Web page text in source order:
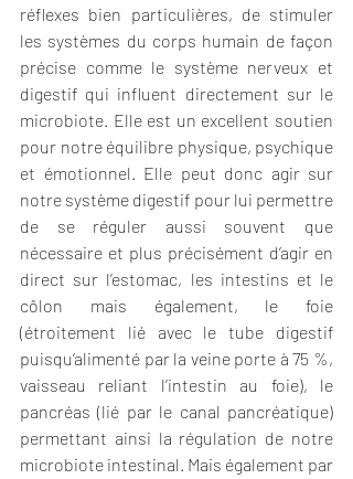
réflexes bien particulières, de stimuler
les systèmes du corps humain de façon
précise comme le système nerveux et
digestif qui influent directement sur le
microbiote. Elle est un excellent soutien
pour notre équilibre physique, psychique
et émotionnel. Elle peut donc agir sur
notre système digestif pour lui permettre
de se réguler aussi souvent que
nécessaire et plus précisément d’agir en
direct sur l’estomac, les intestins et le
côlon mais également, le foie
(étroitement lié avec le tube digestif
puisqu’alimenté par la veine porte à 75 %,
vaisseau reliant l’intestin au foie), le
pancréas (lié par le canal pancréatique)
permettant ainsi la régulation de notre
microbiote intestinal. Mais également par